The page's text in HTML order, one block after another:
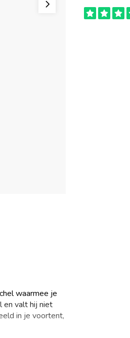
waarmee je
en valt hij niet
in je voortent,